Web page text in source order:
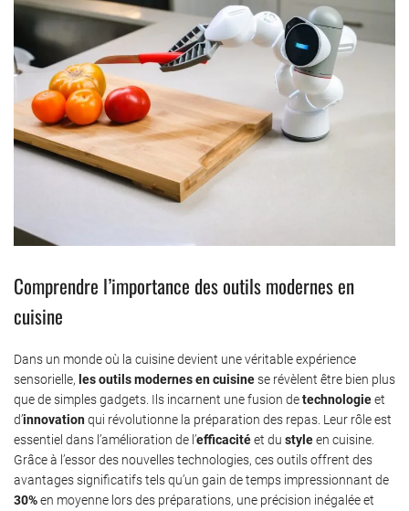
Comprendre l’importance des outils modernes en
cuisine
Dans un monde où la cuisine devient une véritable expérience
sensorielle, les outils modernes en cuisinese révèlent être bien plus
que de simples gadgets. Ils incarnent une fusion detechnologieet
d’innovationqui révolutionne la préparation des repas. Leur rôle est
essentiel dans l’amélioration de l’efficacitéet du styleen cuisine.
Grâce à l’essor des nouvelles technologies, ces outils offrent des
avantages significatifs tels qu’un gain de temps impressionnant de
30%en moyenne lors des préparations, une précision inégalée et